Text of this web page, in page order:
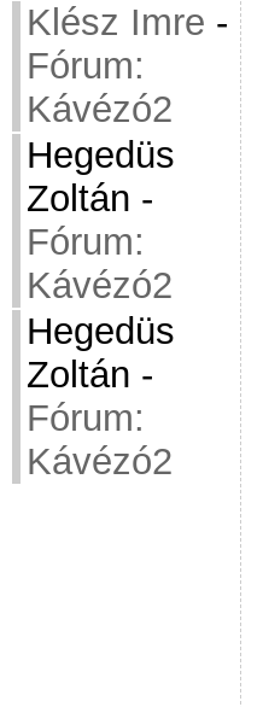
Klész Imre -
Fórum:
Kávézó2
Hegedüs
Zoltán -
Fórum:
Kávézó2
Hegedüs
Zoltán -
Fórum:
Kávézó2